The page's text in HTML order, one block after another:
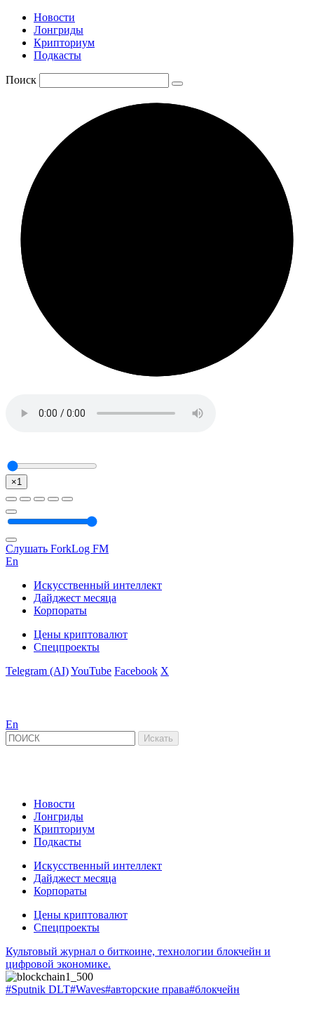
Новости
Лонгриды
Крипториум
Подкасты
Поиск
×1
Слушать ForkLog FM
En
Искусственный интеллект
Дайджест месяца
Корпораты
Цены криптовалют
Спецпроекты
Telegram (AI)YouTube Facebook X
En
Новости
Лонгриды
Крипториум
Подкасты
Искусственный интеллект
Дайджест месяца
Корпораты
Цены криптовалют
Спецпроекты
Культовый журнал о биткоине, технологии блокчейн и
цифровой экономике.
#Sputnik DLT#Waves#авторские права#блокчейн